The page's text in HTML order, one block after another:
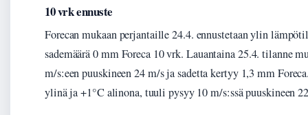
10 vrk ennuste
Forecan mukaan perjantaille 24.4. ennustetaan ylin
sademäärä 0 mm Foreca 10 vrk. Lauantaina 25.4. tilanne
m/s:een puuskineen 24 m/s ja sadetta kertyy 1,3 mm
ylinä ja +1°C alinona, tuuli pysyy 10 m/s:ssä puuskineen